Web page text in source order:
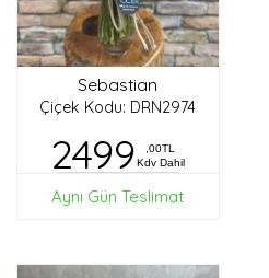
Sebastian
Çiçek Kodu: DRN2974
2499
,00TL
Kdv Dahil
Aynı Gün Teslimat